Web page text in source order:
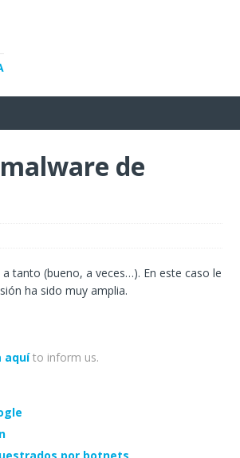
de
tanto (bueno, a veces…). En este caso le
ha sido muy amplia.
aquíto inform us.